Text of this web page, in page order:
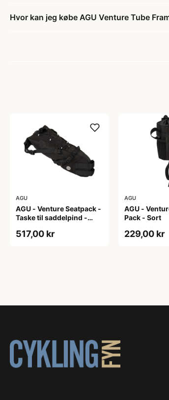
Hvor kan jeg købe AGU Venture Tube
AGU
AGU - Venture Seatpack -
Taske til saddelpind -
517,00 kr
AGU
AGU -
Pack - Sort
229,00 kr